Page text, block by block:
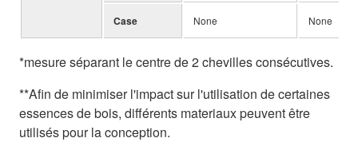
Case None None
*mesure séparant le centre de 2 chevilles consécutives.
**Afin de minimiser l'impact sur l'utilisation de certaines
essences de bois, différents materiaux peuvent être
utilisés pour la conception.